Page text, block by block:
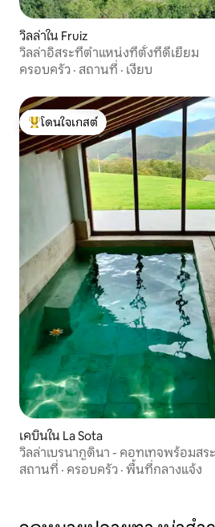
วิลล่าใน Fruiz
วิลล่าอิสระที่ตำแหน่งที่ตั้งที่ดีเยี่ยม
ครอบครัว · สถานที่ · เงียบ
โดนใจเกสต์ที่สุด
โดนใจเกสต์
เคบินใน La Sota
วิลล่าเบรนากูดินา - คอทเทจพร้อมสร
ทำความร้อน
สถานที่ · ครอบครัว · พื้นที่กลางแจ้ง